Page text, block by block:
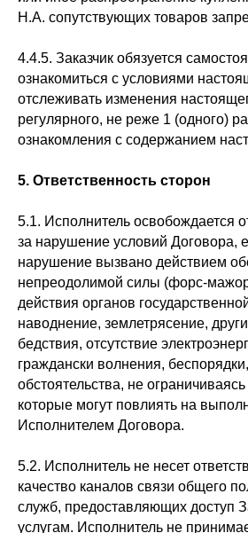
Н.А. сопутствующих товаров
4.4.5. Заказчик обязуется
ознакомиться с условиями
отслеживать изменения
регулярного, не реже 1 (одного)
ознакомления с содержанием
5. Ответственность сторон
5.1. Исполнитель освобождается
за нарушение условий Договора,
нарушение вызвано действием
непреодолимой силы (форс-
действия органов
наводнение, землетрясение,
бедствия, отсутствие
граждански волнения,
обстоятельства, не
которые могут повлиять на
Исполнителем Договора.
5.2. Исполнитель не несет
качество каналов связи общего
служб, предоставляющих доступ
услугам. Исполнитель не